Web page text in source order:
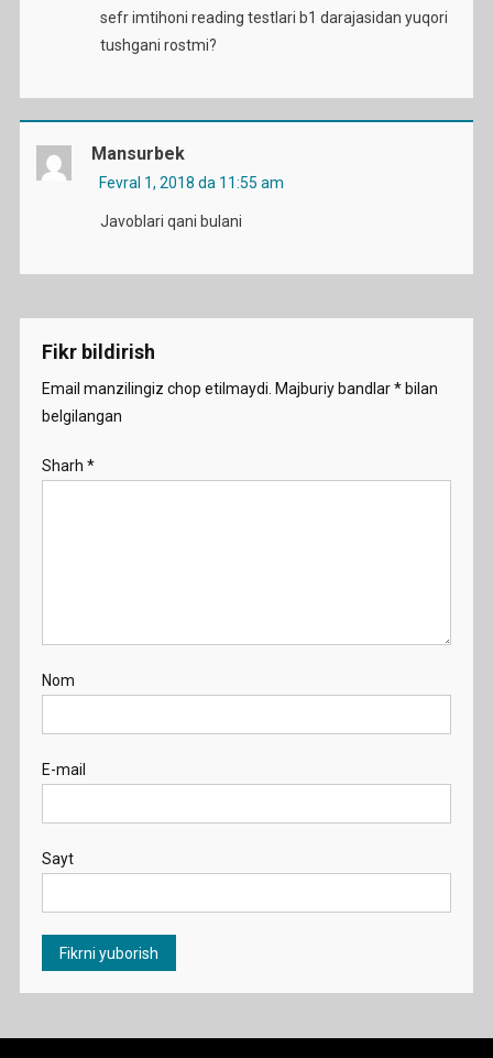
sefr imtihoni reading testlari b1 darajasidan yuqori
tushgani rostmi?
Mansurbek
Fevral 1, 2018 da 11:55 am
Javoblari qani bulani
Fikr bildirish
Email manzilingiz chop etilmaydi. Majburiy bandlar*bilan
belgilangan
Sharh *
Nom
E-mail
Sayt